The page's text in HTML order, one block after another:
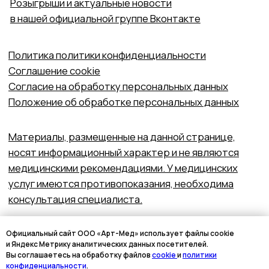
Официальный сайт ООО «Арт-Мед» использует файлы cookie
и Яндекс Метрику аналитических данных посетителей.
Вы соглашаетесь на обработку файловcookieиполитики
конфиденциальности.